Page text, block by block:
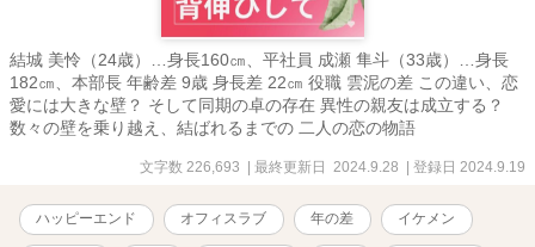
結城 美怜（24歳）…身長160㎝、平社員 成瀬 隼斗（33歳）…身長
182㎝、本部長 年齢差 9歳 身長差 22㎝ 役職 雲泥の差 この違い、恋
愛には大きな壁？ そして同期の卓の存在 異性の親友は成立する？
数々の壁を乗り越え、結ばれるまでの 二人の恋の物語
文字数 226,693 | 最終更新日 2024.9.28 | 登録日 2024.9.19
ハッピーエンド オフィスラブ 年の差 イケメン